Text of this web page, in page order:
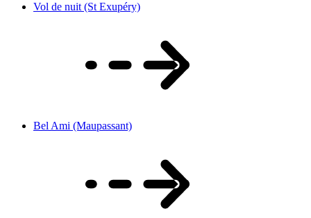
Vol de nuit (St Exupéry)
Bel Ami (Maupassant)